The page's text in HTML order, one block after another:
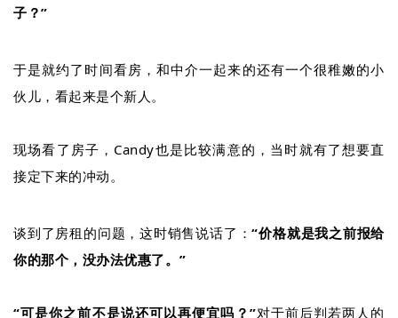
子？”
于是就约了时间看房，和中介一起来的还有一个很稚嫩的小
伙儿，看起来是个新人。
现场看了房子， Candy也是比较满意的，当时就有了想要直
接定下来的冲动。
谈到了房租的问题，这时销售说话了：“价格就是我之前报给
你的那个，没办法优惠了。”
“可是你之前不是说还可以再便宜吗？”对于前后判若两人的